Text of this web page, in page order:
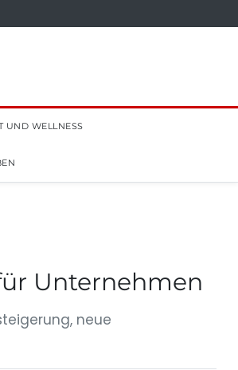
UND WELLNESS
Unternehmen
neue